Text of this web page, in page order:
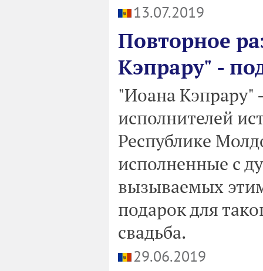
13.07.2019
Повторное
Кэпрару" -
"Иоана Кэпрару"
исполнителей
Республике
исполненные с
вызываемых
подарок для
свадьба.
29.06.2019